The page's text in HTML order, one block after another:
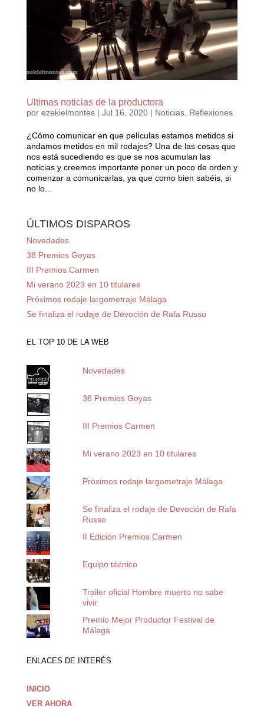
Ultimas noticias de la productora
por ezekielmontes| Jul 16, 2020| Noticias, Reflexiones
¿Cómo comunicar en que películas estamos metidos si
andamos metidos en mil rodajes? Una de las cosas que
nos está sucediendo es que se nos acumulan las
noticias y creemos importante poner un poco de orden y
comenzar a comunicarlas, ya que como bien sabéis, si
no lo...
ÚLTIMOS DISPAROS
Novedades
38 Premios Goyas
III Premios Carmen
Mi verano 2023 en 10 titulares
Próximos rodaje largometraje Málaga
Se finaliza el rodaje de Devoción de Rafa Russo
EL TOP 10 DE LA WEB
Novedades
38 Premios Goyas
III Premios Carmen
Mi verano 2023 en 10 titulares
Próximos rodaje largometraje Málaga
Se finaliza el rodaje de Devoción de Rafa
Russo
II Edición Premios Carmen
Equipo técnico
Trailer oficial Hombre muerto no sabe
vivir
Premio Mejor Productor Festival de
Málaga
ENLACES DE INTERÉS
INICIO
VER AHORA